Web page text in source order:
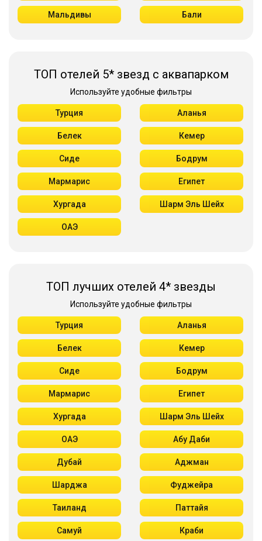
Мальдивы Бали
ТОП отелей 5* звезд с аквапарком
Используйте удобные фильтры
Турция Аланья
Белек Кемер
Сиде Бодрум
Мармарис Египет
Хургада Шарм Эль Шейх
ОАЭ
ТОП лучших отелей 4* звезды
Используйте удобные фильтры
Турция Аланья
Белек Кемер
Сиде Бодрум
Мармарис Египет
Хургада Шарм Эль Шейх
ОАЭ Абу Даби
Дубай Аджман
Шарджа Фуджейра
Таиланд Паттайя
Самуй Краби